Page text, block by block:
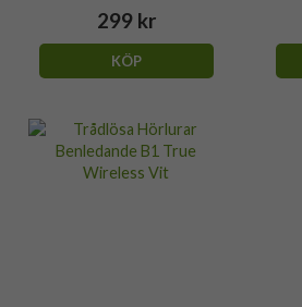
299 kr
KÖP